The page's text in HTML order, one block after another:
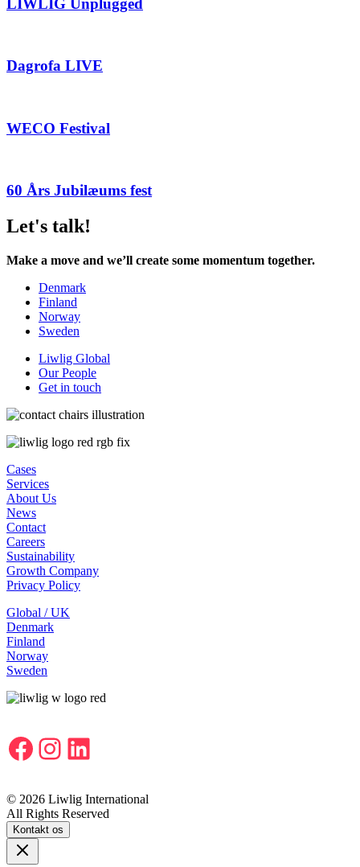
LIWLIG Unplugged
Dagrofa LIVE
WECO Festival
60 Års Jubilæums fest
Let's talk!
Make a move and we’ll create some momentum together.
Denmark
Finland
Norway
Sweden
Liwlig Global
Our People
Get in touch
Cases
Services
About Us
News
Contact
Careers
Sustainability
Growth Company
Privacy Policy
Global / UK
Denmark
Finland
Norway
Sweden
Facebook
Instagram
LinkedIn
© 2026 Liwlig International
All Rights Reserved
Kontakt os